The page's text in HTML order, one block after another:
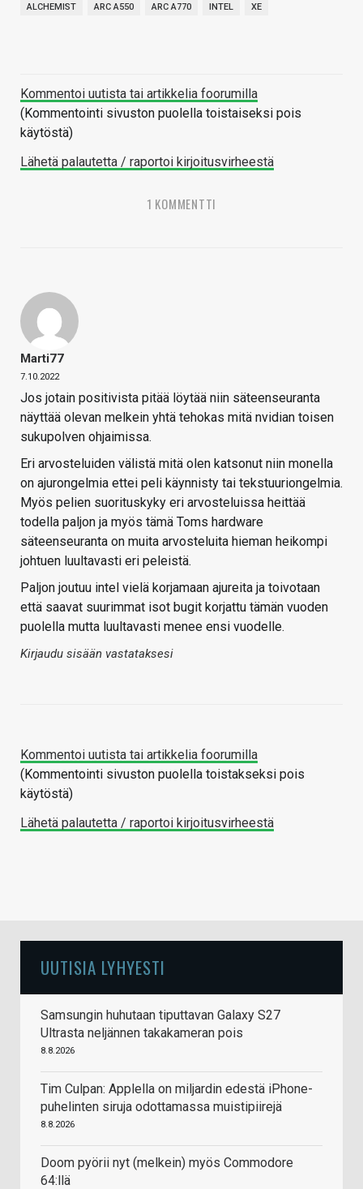
ALCHEMIST ARC A550 ARC A770 INTEL XE
Kommentoi uutista tai artikkelia foorumilla
(Kommentointi sivuston puolella toistaiseksi pois
käytöstä)
Lähetä palautetta / raportoi kirjoitusvirheestä
1 KOMMENTTI
Marti77
7.10.2022
Jos jotain positivista pitää löytää niin säteenseuranta
näyttää olevan melkein yhtä tehokas mitä nvidian toisen
sukupolven ohjaimissa.
Eri arvosteluiden välistä mitä olen katsonut niin monella
on ajurongelmia ettei peli käynnisty tai tekstuuriongelmia.
Myös pelien suorituskyky eri arvosteluissa heittää
todella paljon ja myös tämä Toms hardware
säteenseuranta on muita arvosteluita hieman heikompi
johtuen luultavasti eri peleistä.
Paljon joutuu intel vielä korjamaan ajureita ja toivotaan
että saavat suurimmat isot bugit korjattu tämän vuoden
puolella mutta luultavasti menee ensi vuodelle.
Kirjaudu sisään vastataksesi
Kommentoi uutista tai artikkelia foorumilla
(Kommentointi sivuston puolella toistakseksi pois
käytöstä)
Lähetä palautetta / raportoi kirjoitusvirheestä
UUTISIA LYHYESTI
Samsungin huhutaan tiputtavan Galaxy S27
Ultrasta neljännen takakameran pois
8.8.2026
Tim Culpan: Applella on miljardin edestä iPhone-
puhelinten siruja odottamassa muistipiirejä
8.8.2026
Doom pyörii nyt (melkein) myös Commodore
64:llä